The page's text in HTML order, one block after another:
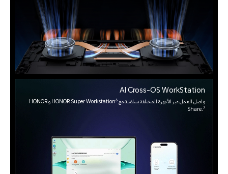
AI Cross-OS WorkStation
واصل العمل عبر الأجهزة المختلفة بسلاسة مع HONOR Super Workstation6
وHONOR
Share.7